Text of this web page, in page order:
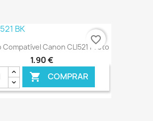
€ ONLINE
Canon CLI521 Preto
1,90 €
 COMPRAR
favorite_border